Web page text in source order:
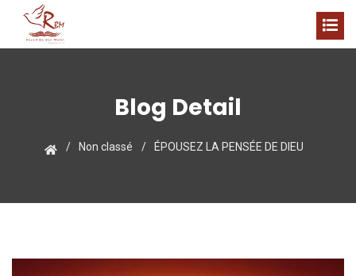
Blog Detail
Non classé ÉPOUSEZ LA PENSÉE DE DIEU